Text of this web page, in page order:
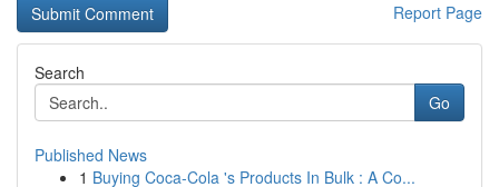
Report Page
Search
Go
Published News
1 Buying Coca-Cola 's Products In Bulk : A Co...